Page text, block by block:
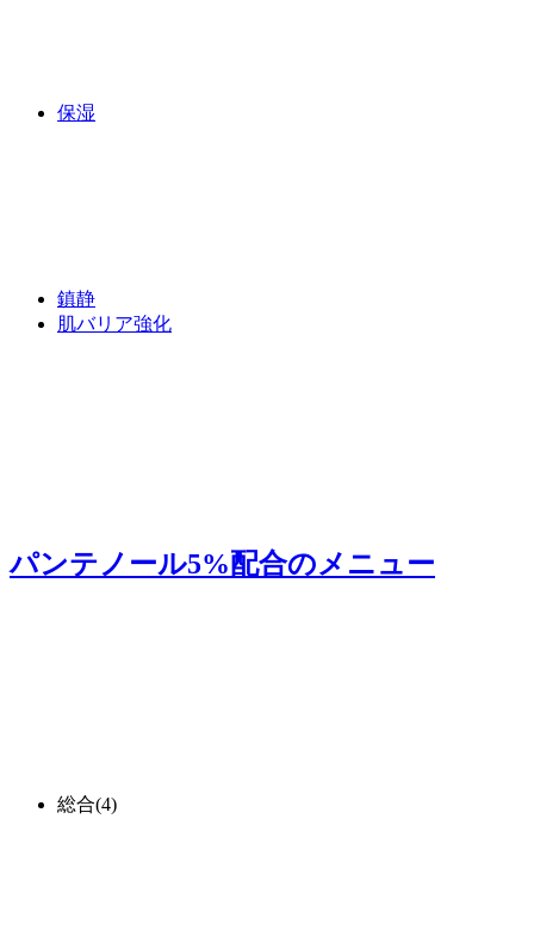
保湿
鎮静
肌バリア強化
パンテノール5%配合のメニュー
総合(4)